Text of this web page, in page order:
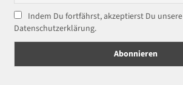
Indem Du fortfährst, akzeptierst Du unsere
Datenschutzerklärung.